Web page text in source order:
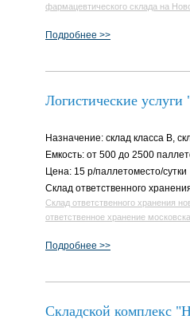
фармацевтического склада на
Подробнее >>
Логистические
Назначение: склад класса B,
Емкость: от 500 до 2500
Цена: 15 р/паллетоместо/сутки
Склад ответственного
Склад ответственного хранения
ответственное хранение
Подробнее >>
Складской комплекс